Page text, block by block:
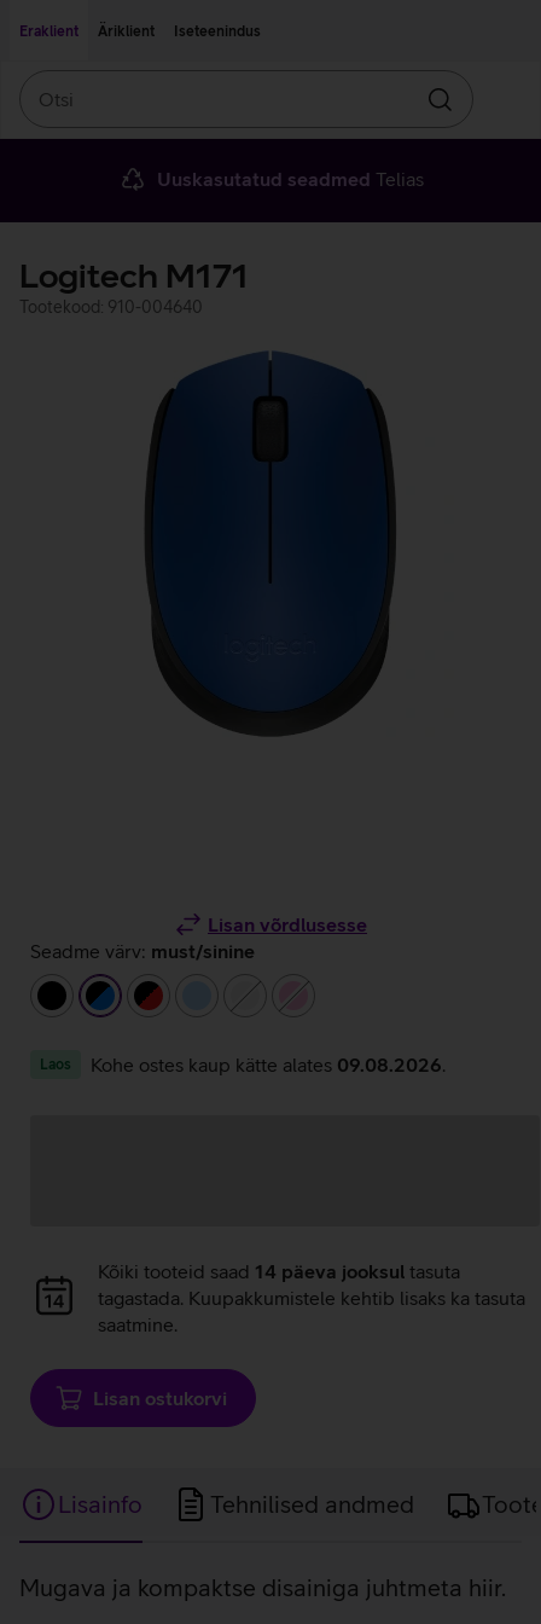
Eraklient
Äriklient Iseteenindus
Otsin
Uuskasutatud seadmed Telias
Logitech M171
Tootekood: 910-004640
Lisan võrdlusesse
Seadme värv: must/sinine
mustmust/sininemust/punane
helesinine
valgeheleroosa
Laos Kohe ostes kaup kätte alates 09.08.2026
laadimine
Andmete
laadimine
Kõiki tooteid saad 14 päeva jooksul tasuta
tagastada. Kuupakkumistele kehtib lisaks ka tasuta
saatmine.
Lisan ostukorvi
Lisainfo Tehnilised andmed
Lisainfo
Mugava ja kompaktse disainiga juhtmeta hiir.